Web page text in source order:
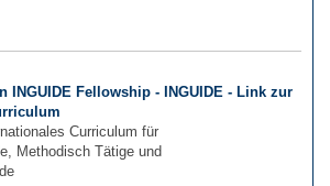
INGUIDE Fellowship - INGUIDE - Link zur
Curriculum für
Methodisch Tätige und